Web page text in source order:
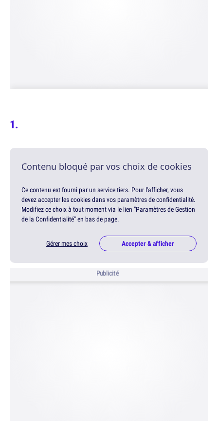
Contenu bloqué par vos choix de cookies
Ce contenu est fourni par un service tiers. Pour l'afficher, vous
devez accepter les cookies dans vos paramètres de confidentialité.
Modifiez ce choix à tout moment via le lien "Paramètres de Gestion
de la Confidentialité" en bas de page.
Gérer mes choix Accepter & afficher
Publicité